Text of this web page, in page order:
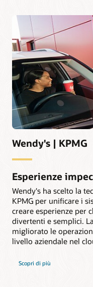
Wendy's | KPMG
Esperienze
Wendy's ha scelto la
KPMG per unificare i
creare esperienze per
divertenti e semplici.
migliorato le
livello aziendale nel
Scopri di più